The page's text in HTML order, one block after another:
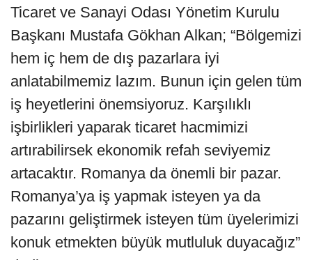
Ticaret ve Sanayi Odası Yönetim Kurulu
Başkanı Mustafa Gökhan Alkan; “Bölgemizi
hem iç hem de dış pazarlara iyi
anlatabilmemiz lazım. Bunun için gelen tüm
iş heyetlerini önemsiyoruz. Karşılıklı
işbirlikleri yaparak ticaret hacmimizi
artırabilirsek ekonomik refah seviyemiz
artacaktır. Romanya da önemli bir pazar.
Romanya’ya iş yapmak isteyen ya da
pazarını geliştirmek isteyen tüm üyelerimizi
konuk etmekten büyük mutluluk duyacağız”